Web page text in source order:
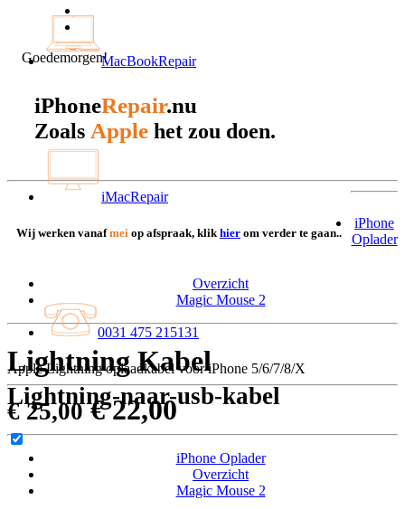
MacBookRepair
iMacRepair
0031 475 215131
Goedemorgen!
iPhoneRepair.nu
Zoals Apple het zou doen.
Wij werken vanafmei op afspraak, klik hier om verder te gaan..
iPhone
Oplader
Overzicht
Magic Mouse 2
Lightning Kabel
Lightning-naar-usb-kabel
Apple Lightning oplaadkabel voor iPhone 5/6/7/8/X
€ 25,00€ 22,00
iPhone Oplader
Overzicht
Magic Mouse 2